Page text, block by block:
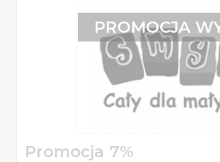
Promocja 7%
PROMOCJA